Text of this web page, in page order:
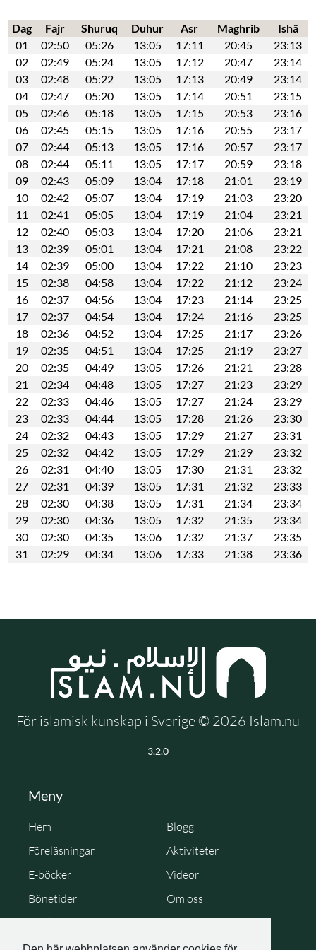
Dag Fajr Shuruq Duhur Asr Maghrib
Ishâ
01
02:50 05:26 13:05 17:11 20:45
23:13
02
02:49 05:24 13:05 17:12 20:47
23:14
03
02:48 05:22 13:05 17:13 20:49
23:14
04
02:47 05:20 13:05 17:14 20:51
23:15
05
02:46 05:18 13:05 17:15 20:53
23:16
06
02:45 05:15 13:05 17:16 20:55
23:17
07
02:44 05:13 13:05 17:16 20:57
23:17
08
02:44 05:11 13:05 17:17 20:59
23:18
09
02:43 05:09 13:04 17:18 21:01
23:19
10
02:42 05:07 13:04 17:19 21:03
23:20
11
02:41 05:05 13:04 17:19 21:04
23:21
12
02:40 05:03 13:04 17:20 21:06
23:21
13
02:39 05:01 13:04 17:21 21:08
23:22
14
02:39 05:00 13:04 17:22 21:10
23:23
15
02:38 04:58 13:04 17:22 21:12
23:24
16
02:37 04:56 13:04 17:23 21:14
23:25
17
02:37 04:54 13:04 17:24 21:16
23:25
18
02:36 04:52 13:04 17:25 21:17
23:26
19
02:35 04:51 13:04 17:25 21:19
23:27
20
02:35 04:49 13:05 17:26 21:21
23:28
21
02:34 04:48 13:05 17:27 21:23
23:29
22
02:33 04:46 13:05 17:27 21:24
23:29
23
02:33 04:44 13:05 17:28 21:26
23:30
24
02:32 04:43 13:05 17:29 21:27
23:31
25
02:32 04:42 13:05 17:29 21:29
23:32
26
02:31 04:40 13:05 17:30 21:31
23:32
27
02:31 04:39 13:05 17:31 21:32
23:33
28
02:30 04:38 13:05 17:31 21:34
23:34
29
02:30 04:36 13:05 17:32 21:35
23:34
30
02:30 04:35 13:06 17:32 21:37
23:35
31
02:29 04:34 13:06 17:33 21:38 23:36
För islamisk kunskap i Sverige © 2026 Islam.nu
3.2.0
Meny
Hem
Blogg
Föreläsningar
Aktiviteter
E-böcker
Videor
Bönetider
Om oss
Cookie Policy
Personuppgiftspolicy